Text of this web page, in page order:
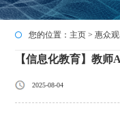
您的位置： 主页 >惠众
【信息化教育】教
2025-08-04